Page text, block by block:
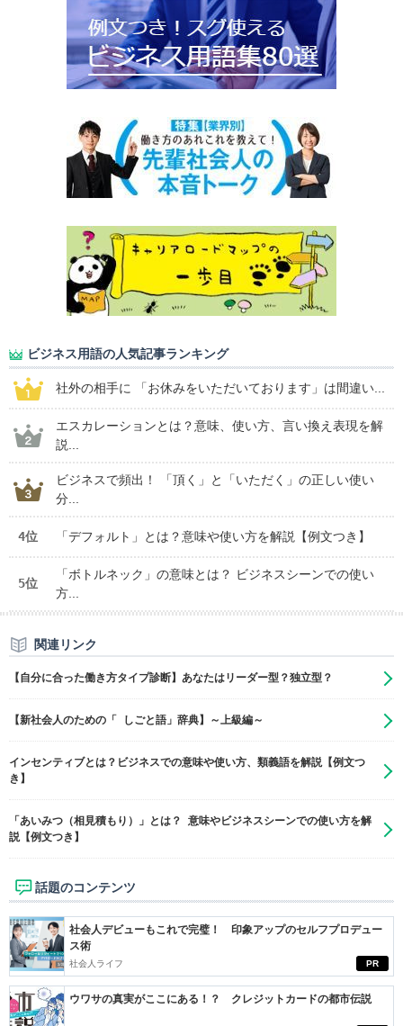
ビジネス用語の人気記事ランキング
社外の相手に 「お休みをいただいております」は間違い...
エスカレーションとは？意味、使い方、言い換え表現を解
説...
ビジネスで頻出！ 「頂く」と「いただく」の正しい使い
分...
4位 「デフォルト」とは？意味や使い方を解説【例文つき】
5位
「ボトルネック」の意味とは？ ビジネスシーンでの使い
方...
関連リンク
【自分に合った働き方タイプ診断】あなたはリーダー型？独立型？
【新社会人のための「 しごと語」辞典】～上級編～
インセンティブとは？ビジネスでの意味や使い方、類義語を解説【例文つ
き】
「あいみつ（相見積もり）」とは？ 意味やビジネスシーンでの使い方を解
説【例文つき】
話題のコンテンツ
PR
社会人デビューもこれで完璧！ 印象アップのセルフプロデュー
ス術
社会人ライフ
ウワサの真実がここにある！？ クレジットカードの都市伝説